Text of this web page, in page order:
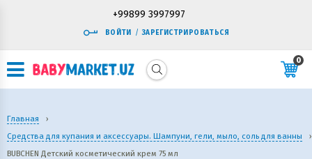
+99899 3997997
ВОЙТИ / ЗАРЕГИСТРИРОВАТЬСЯ
0
Главная
›
Средства для купания и аксессуары. Шампуни, гели, мыло, соль для ванны
›
BUBCHEN Детский косметический крем 75 мл